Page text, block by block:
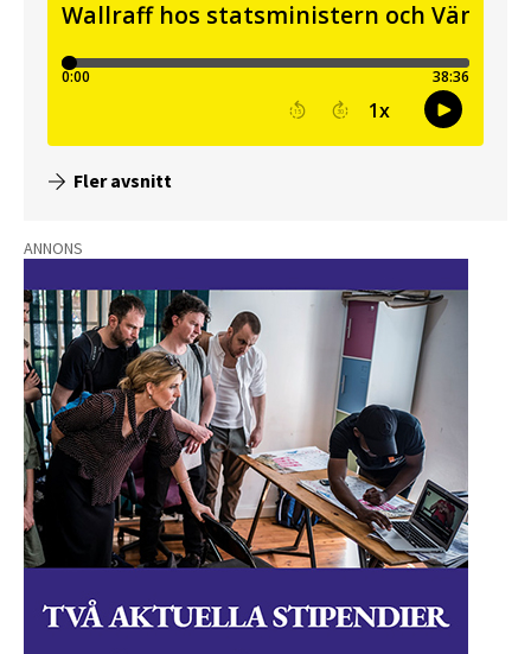
Fler avsnitt
ANNONS